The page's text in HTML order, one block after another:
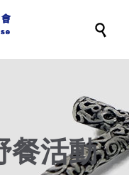

餐活動